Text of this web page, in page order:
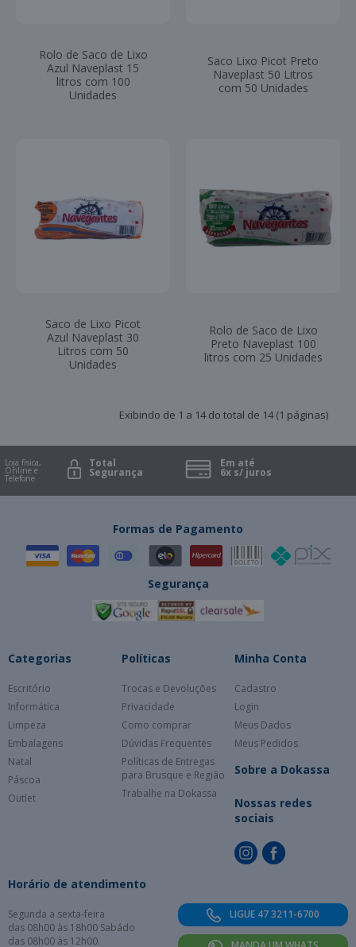
Rolo de Saco de Lixo
Azul Naveplast 15
litros com 100
Unidades
Saco Lixo Picot Preto
Naveplast 50 Litros
com 50 Unidades
Saco de Lixo Picot
Azul Naveplast 30
Litros com 50
Unidades
Rolo de Saco de Lixo
Preto Naveplast 100
litros com 25 Unidades
Exibindo de 1 a 14 do total de 14 (1 páginas)
física,
e
Total
Segurança
Em até
6x s/ juros
Formas de Pagamento
Segurança
Categorias
Escritório
Informática
Limpeza
Embalagens
Natal
Páscoa
Outlet
Políticas
Trocas e Devoluções
Privacidade
Como comprar
Dúvidas Frequentes
Políticas de Entregas
para Brusque e Região
Trabalhe na Dokassa
Minha Conta
Cadastro
Login
Meus Dados
Meus Pedidos
Sobre a Dokassa
Nossas redes
sociais
Horário de atendimento
Segunda a sexta-feira
das 08h00 às 18h00 Sabádo
das 08h00 às 12h00.
LIGUE 47 3211-6700